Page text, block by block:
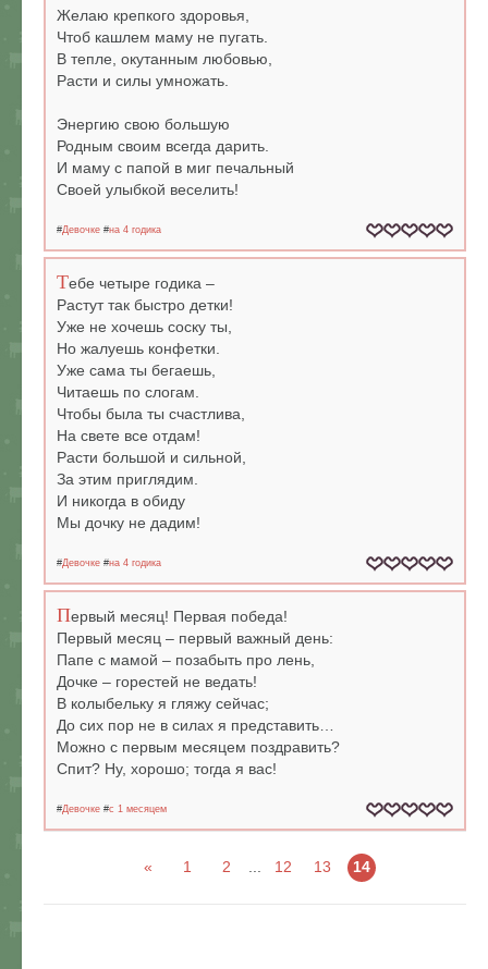
Желаю крепкого здоровья,
Чтоб кашлем маму не пугать.
В тепле, окутанным любовью,
Расти и силы умножать.
Энергию свою большую
Родным своим всегда дарить.
И маму с папой в миг печальный
Своей улыбкой веселить!
#Девочке #на 4 годика
Тебе четыре годика –
Растут так быстро детки!
Уже не хочешь соску ты,
Но жалуешь конфетки.
Уже сама ты бегаешь,
Читаешь по слогам.
Чтобы была ты счастлива,
На свете все отдам!
Расти большой и сильной,
За этим приглядим.
И никогда в обиду
Мы дочку не дадим!
#Девочке #на 4 годика
Первый месяц! Первая победа!
Первый месяц – первый важный день:
Папе с мамой – позабыть про лень,
Дочке – горестей не ведать!
В колыбельку я гляжу сейчас;
До сих пор не в силах я представить…
Можно с первым месяцем поздравить?
Спит? Ну, хорошо; тогда я вас!
#Девочке #c 1 месяцем
« 1 2 12 13 14